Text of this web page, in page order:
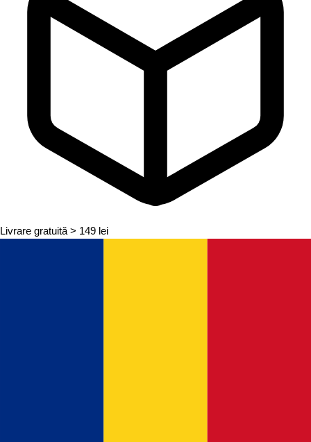
Livrare gratuită > 149 lei